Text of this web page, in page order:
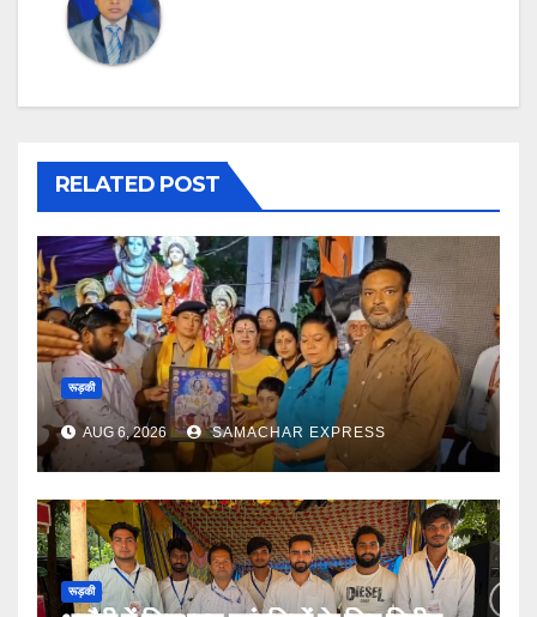
RELATED POST
रूड़की
AUG 6, 2026 SAMACHAR EXPRESS
रूड़की